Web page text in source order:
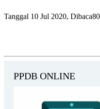
Tanggal 10 Jul 2020,
PPDB ONLINE